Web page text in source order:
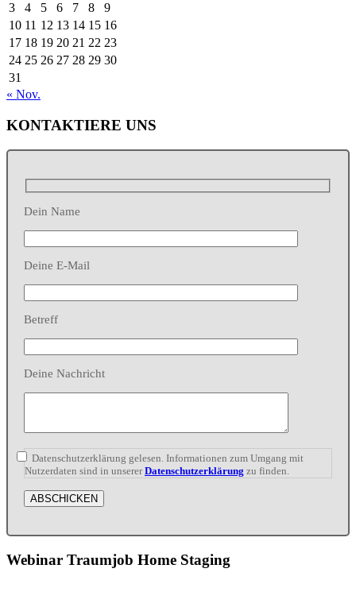
3
4 5 6 7 8
9
10 11 12 13 14 15 16
17 18 19 20 21 22 23
24 25 26 27 28 29 30
31
« Nov.
KONTAKTIERE UNS
Dein Name
Deine E-Mail
Betreff
Deine Nachricht
Datenschutzerklärung gelesen. Informationen zum Umgang mit
Nutzerdaten sind in unsererDatenschutzerklärung zu finden.
Webinar Traumjob Home Staging